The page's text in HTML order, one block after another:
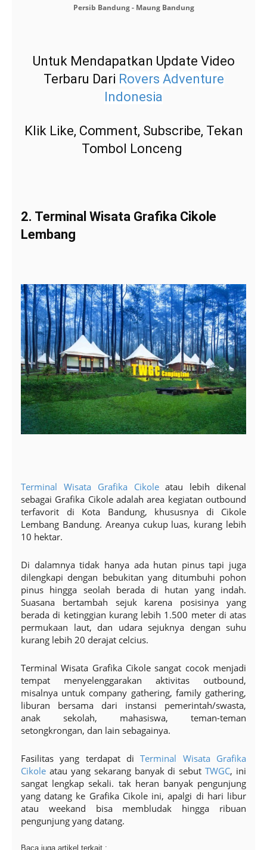
Persib Bandung - Maung Bandung
Untuk Mendapatkan Update Video
Terbaru Dari Rovers Adventure
Indonesia
Klik Like, Comment, Subscribe, Tekan
Tombol Lonceng
2. Terminal Wisata Grafika Cikole
Lembang
Terminal Wisata Grafika Cikoleatau lebih dikenal
sebagai Grafika Cikole adalah area kegiatan outbound
terfavorit di Kota Bandung, khususnya di Cikole
Lembang Bandung. Areanya cukup luas, kurang lebih
10 hektar.
Di dalamnya tidak hanya ada hutan pinus tapi juga
dilengkapi dengan bebukitan yang ditumbuhi pohon
pinus hingga seolah berada di hutan yang indah.
Suasana bertambah sejuk karena posisinya yang
berada di ketinggian kurang lebih 1.500 meter di atas
permukaan laut, dan udara sejuknya dengan suhu
kurang lebih 20 derajat celcius.
Terminal Wisata Grafika Cikole sangat cocok menjadi
tempat menyelenggarakan aktivitas outbound,
misalnya untuk company gathering, family gathering,
liburan bersama dari instansi pemerintah/swasta,
anak sekolah, mahasiswa, teman-teman
setongkrongan, dan lain sebagainya.
Fasilitas yang terdapat diTerminal Wisata Grafika
Cikole atau yang sekarang banyak di sebutTWGC, ini
sangat lengkap sekali. tak heran banyak pengunjung
yang datang ke Grafika Cikole ini, apalgi di hari libur
atau weekand bisa membludak hingga ribuan
pengunjung yang datang.
Baca juga artikel terkait :